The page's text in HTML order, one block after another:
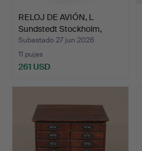
RELOJ DE AVIÓN, L
Sundstedt Stockholm,
Jae…
Subastado 27 jun 2026
11 pujas
261 USD